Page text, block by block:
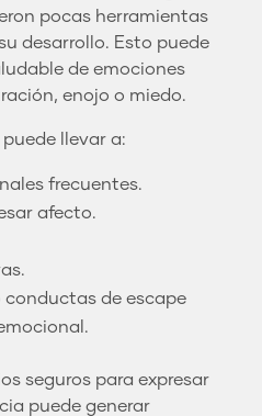
pocas herramientas
desarrollo. Esto puede
de emociones
enojo o miedo.
llevar a:
frecuentes.
afecto.
conductas de escape
seguros para expresar
puede generar